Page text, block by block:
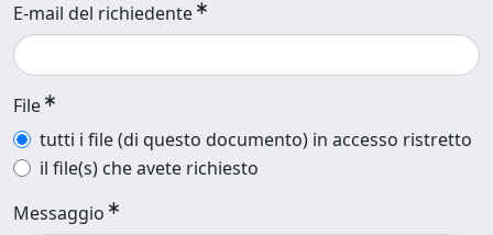
E-mail del richiedente
File
tutti i file (di questo documento) in accesso ristretto
il file(s) che avete richiesto
Messaggio